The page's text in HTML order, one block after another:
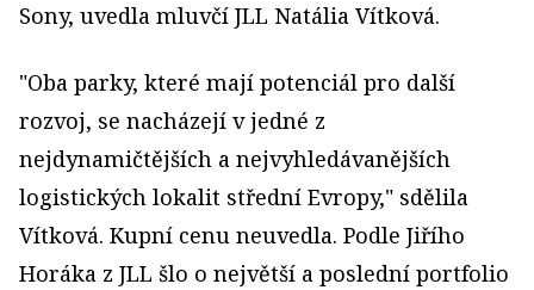
Sony, uvedla mluvčí JLL Natália Vítková.
"Oba parky, které mají potenciál pro další
rozvoj, se nacházejí v jedné z
nejdynamičtějších a nejvyhledávanějších
logistických lokalit střední Evropy," sdělila
Vítková. Kupní cenu neuvedla. Podle Jiřího
Horáka z JLL šlo o největší a poslední portfolio